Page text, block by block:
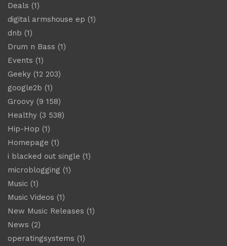
Deals (1)
digital armshouse ep (1)
dnb (1)
Drum n Bass (1)
Events (1)
Geeky (12 203)
google2b (1)
Groovy (9 158)
Healthy (3 538)
Hip-Hop (1)
Homepage (1)
i blacked out single (1)
microblogging (1)
Music (1)
Music Videos (1)
New Music Releases (1)
News (2)
operatingsystems (1)